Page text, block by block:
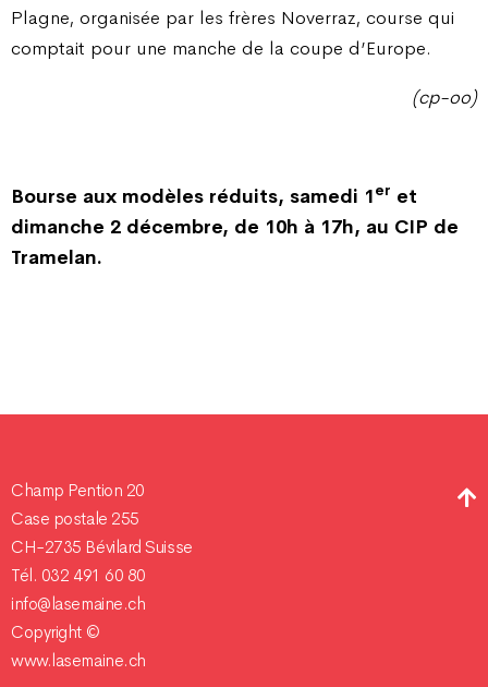
Plagne, organisée par les frères Noverraz, course qui
comptait pour une manche de la coupe d’Europe.
(cp-oo)
Bourse aux modèles réduits, samedi 1er et
dimanche 2 décembre, de 10h à 17h, au CIP de
Tramelan.
Champ Pention 20
Case postale 255
CH-2735 Bévilard Suisse
Tél. 032 491 60 80
info@lasemaine.ch
Copyright ©
www.lasemaine.ch